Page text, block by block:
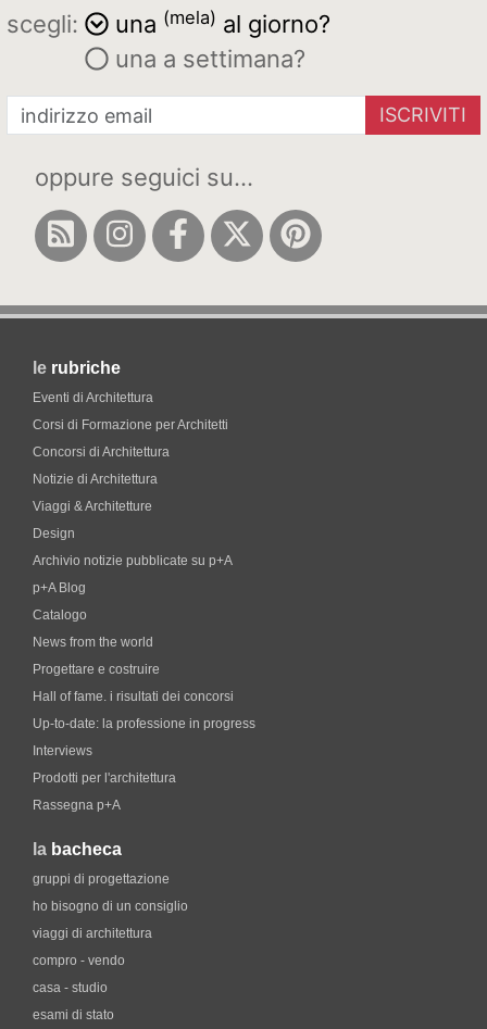
scegli: una (mela) al giorno?
una a settimana?
ISCRIVITI
oppure seguici su...
le rubriche
Eventi di Architettura
Corsi di Formazione per Architetti
Concorsi di Architettura
Notizie di Architettura
Viaggi & Architetture
Design
Archivio notizie pubblicate su p+A
p+A Blog
Catalogo
News from the world
Progettare e costruire
Hall of fame. i risultati dei concorsi
Up-to-date: la professione in progress
Interviews
Prodotti per l'architettura
Rassegna p+A
la bacheca
gruppi di progettazione
ho bisogno di un consiglio
viaggi di architettura
compro - vendo
casa - studio
esami di stato